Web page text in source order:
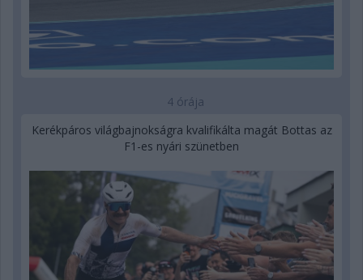
4 órája
Kerékpáros világbajnokságra kvalifikálta magát Bottas az
F1-es nyári szünetben